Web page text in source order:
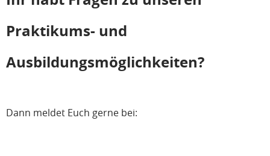
Praktikums- und
Ausbildungsmöglichkeiten?
Dann meldet Euch gerne bei: